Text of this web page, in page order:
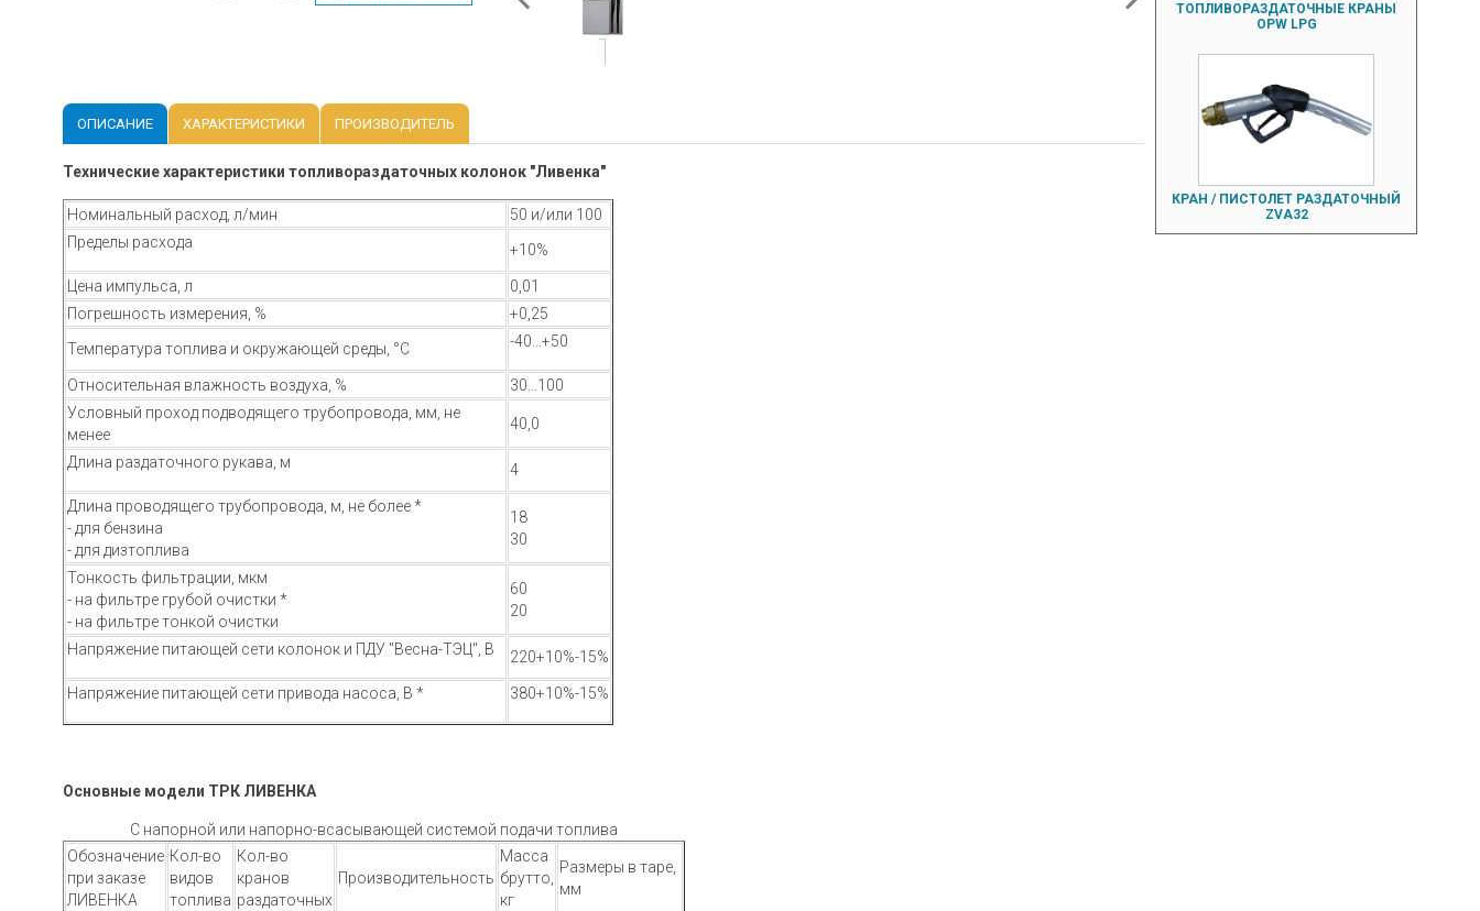
ОПИСАНИЕ ХАРАКТЕРИСТИКИ ПРОИЗВОДИТЕЛЬ
Технические характеристики топливораздаточных колонок "Ливенка"
Номинальный расход, л/мин
50 и/или 100
Пределы расхода
+10%
Цена импульса, л
0,01
Погрешность измерения, %
+0,25
Температура топлива и окружающей среды, °С
-40...+50
Относительная влажность воздуха, %
30...100
Условный проход подводящего трубопровода, мм, не
менее
40,0
Длина раздаточного рукава, м 4
Длина проводящего трубопровода, м, не более *
- для бензина
- для дизтоплива
18
30
Тонкость фильтрации, мкм
- на фильтре грубой очистки *
- на фильтре тонкой очистки
60
20
Напряжение питающей сети колонок и ПДУ "Весна-ТЭЦ", В 220+10%-15%
Напряжение питающей сети привода насоса, В * 380+10%-15%
Основные модели ТРК ЛИВЕНКА
С напорной или напорно-всасывающей системой подачи топлива
Обозначение
при заказе
ЛИВЕНКА
Кол-во
видов
топлива
Кол-во
кранов
раздаточных
Производительность
Масса
брутто,
кг
Размеры в таре,
мм
ТОПЛИВОРАЗДАТОЧНЫЕ КРАНЫ
OPW LPG
КРАН / ПИСТОЛЕТ РАЗДАТОЧНЫЙ
ZVA32